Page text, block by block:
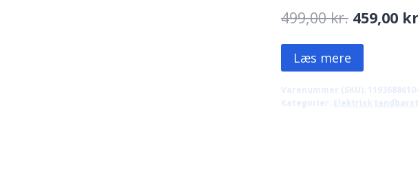
499,00kr. Den
var:
499,00
459,00
Læs mere
Varenummer (SKU):
Kategorier: Elektrisk